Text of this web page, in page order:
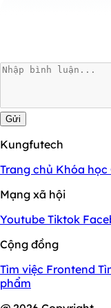
Gửi
Kungfutech
Trang chủ Khóa học
Mạng xã hội
Youtube Tiktok
Cộng đồng
Tìm việc Frontend
phẩm